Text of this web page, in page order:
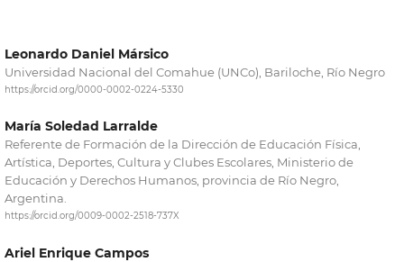
Leonardo Daniel Mársico
Universidad Nacional del Comahue (UNCo), Bariloche, Río Negro
https://orcid.org/0000-0002-0224-5330
María Soledad Larralde
Referente de Formación de la Dirección de Educación Física,
Artística, Deportes, Cultura y Clubes Escolares, Ministerio de
Educación y Derechos Humanos, provincia de Río Negro,
Argentina.
https://orcid.org/0009-0002-2518-737X
Ariel Enrique Campos